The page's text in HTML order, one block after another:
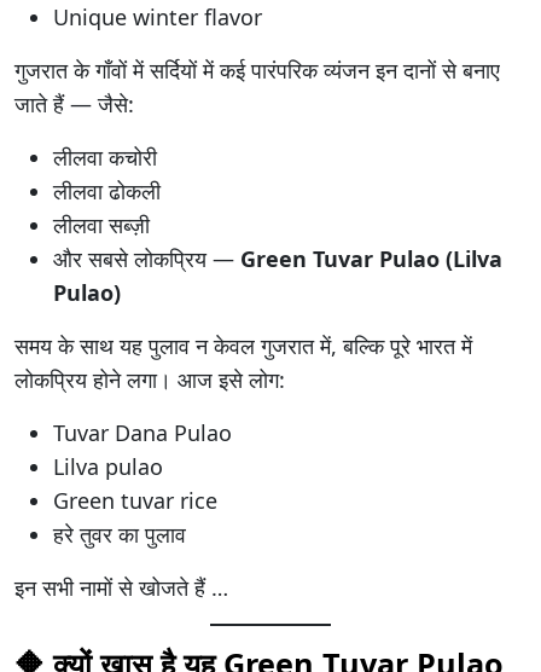
Unique winter flavor
गुजरात के गाँवों में सर्दियों में कई पारंपरिक व्यंजन इन दानों से बनाए
जाते हैं — जैसे:
लीलवा कचोरी
लीलवा ढोकली
लीलवा सब्ज़ी
और सबसे लोकप्रिय — Green Tuvar Pulao (Lilva
Pulao)
समय के साथ यह पुलाव न केवल गुजरात में, बल्कि पूरे भारत में
लोकप्रिय होने लगा। आज इसे लोग:
Tuvar Dana Pulao
Lilva pulao
Green tuvar rice
हरे तुवर का पुलाव
इन सभी नामों से खोजते हैं …
🔶क्यों खास है यह Green Tuvar Pulao